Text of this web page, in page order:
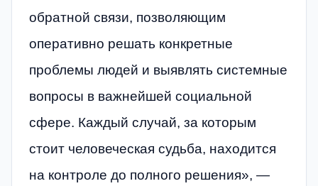
обратной связи, позволяющим
оперативно решать конкретные
проблемы людей и выявлять системные
вопросы в важнейшей социальной
сфере. Каждый случай, за которым
стоит человеческая судьба, находится
на контроле до полного решения», —